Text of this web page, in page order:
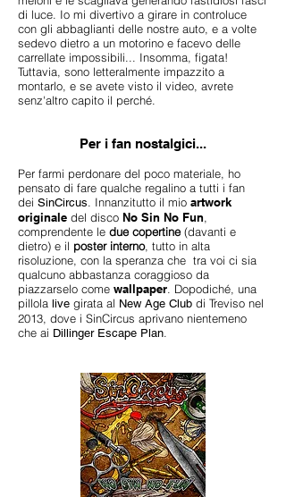
di luce. Io mi divertivo a girare in controluce
con gli abbaglianti delle nostre auto, e a volte
sedevo dietro a un motorino e facevo delle
carrellate impossibili... Insomma, figata!
Tuttavia, sono letteralmente impazzito a
montarlo, e se avete visto il video, avrete
senz'altro capito il perché.
Per i fan nostalgici...
Per farmi perdonare del poco materiale, ho
pensato di fare qualche regalino a tutti i fan
dei SinCircus. Innanzitutto il mio artwork
originale del disco No Sin No Fun,
comprendente le due copertine(davanti e
dietro) e il poster interno, tutto in alta
risoluzione, con la speranza che tra voi ci sia
qualcuno abbastanza coraggioso da
piazzarselo come wallpaper. Dopodiché, una
pillola live girata al New Age Club di Treviso nel
2013, dove i SinCircus aprivano nientemeno
che ai Dillinger Escape Plan.